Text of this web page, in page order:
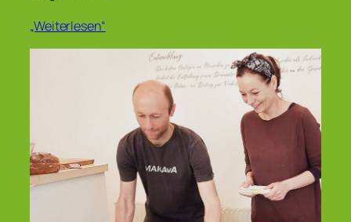
„Weiterlesen“